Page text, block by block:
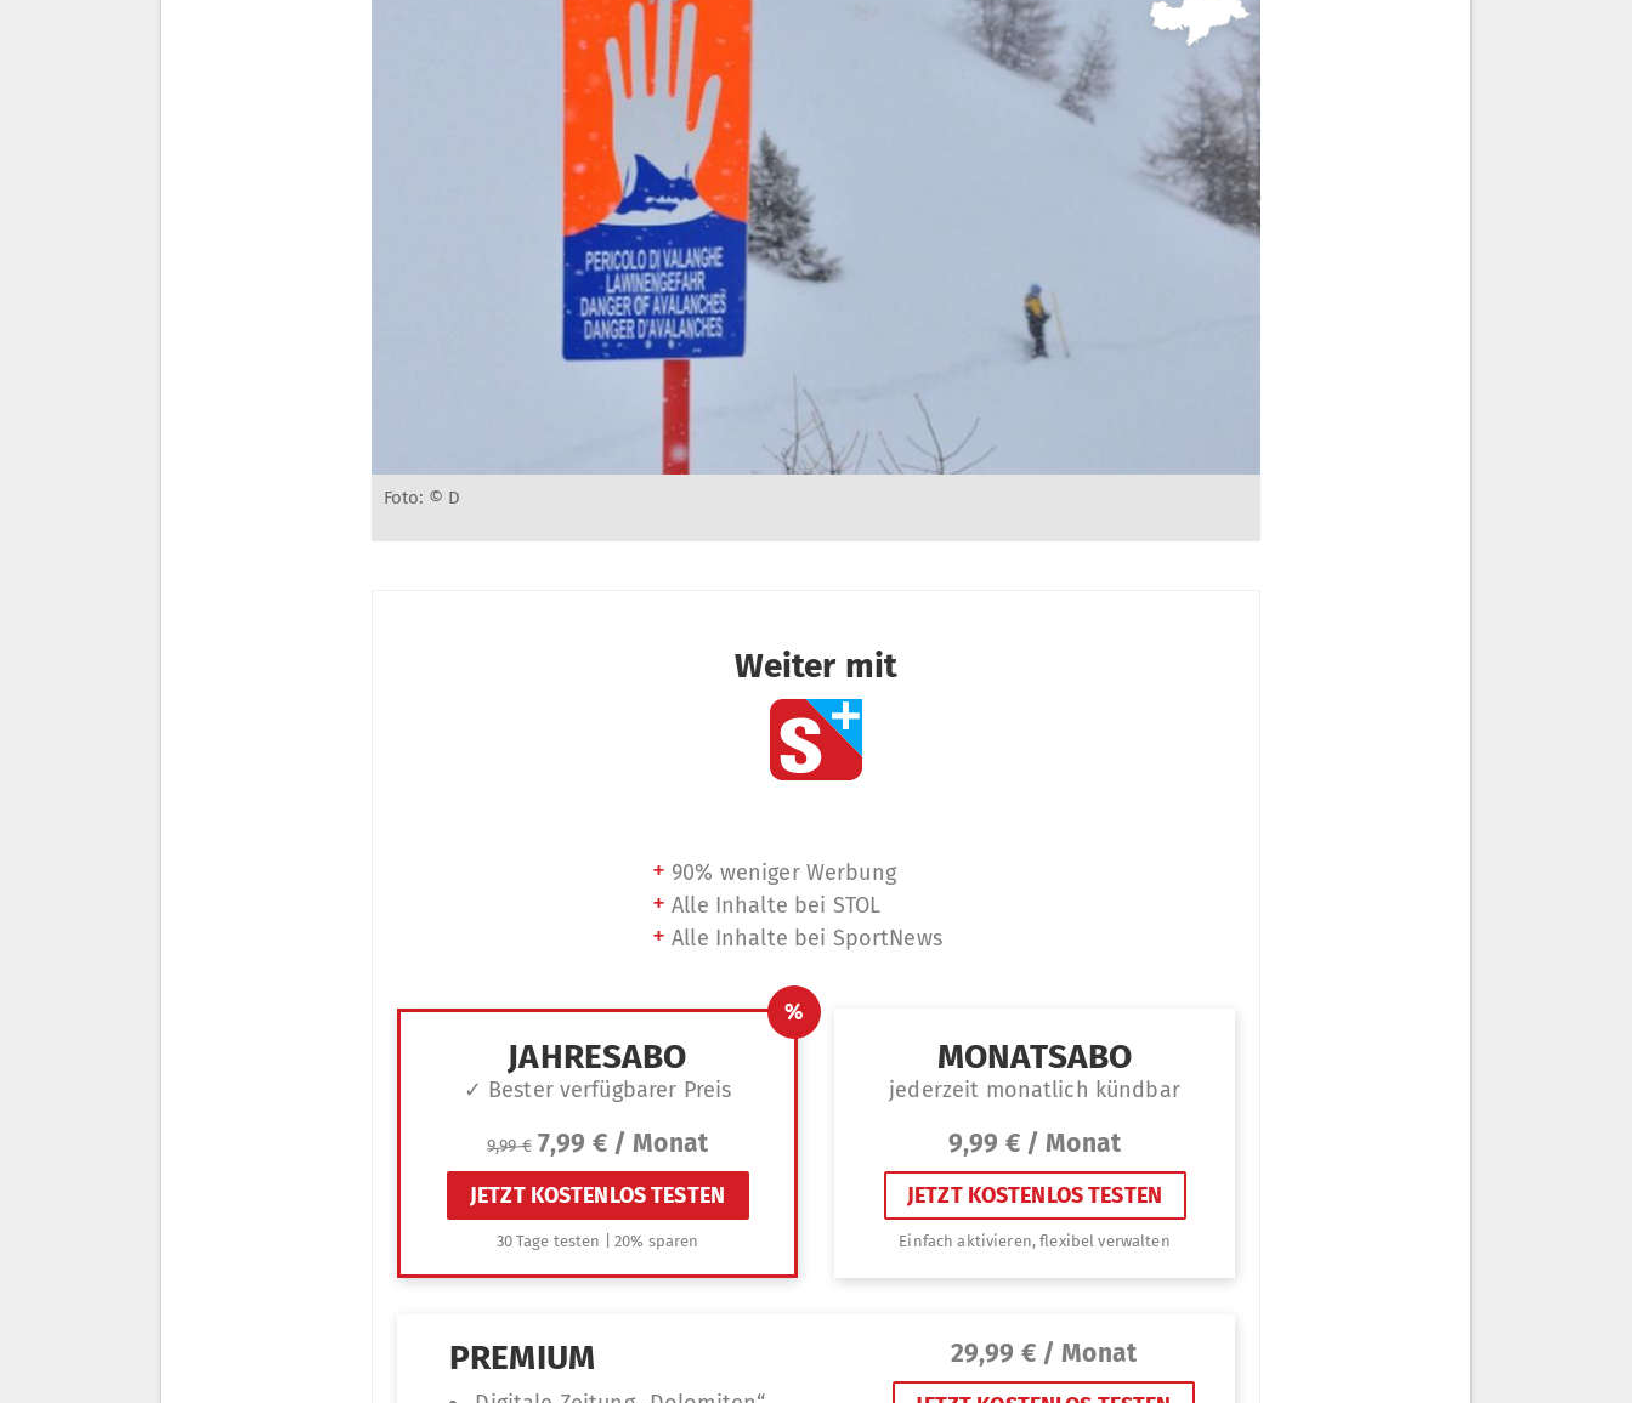
Foto: © D